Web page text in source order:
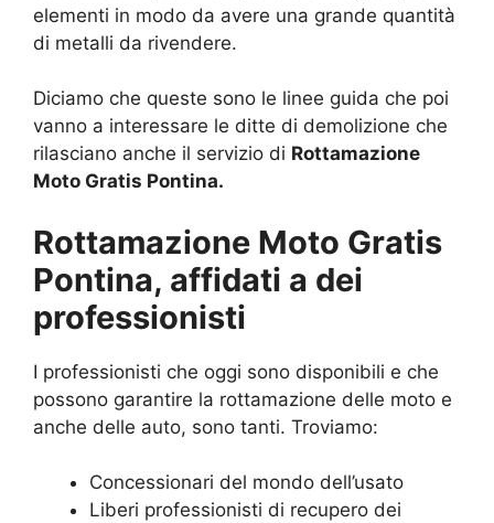
elementi in modo da avere una grande quantità
di metalli da rivendere.
Diciamo che queste sono le linee guida che poi
vanno a interessare le ditte di demolizione che
rilasciano anche il servizio di Rottamazione
Moto Gratis Pontina.
Rottamazione Moto Gratis
Pontina, affidati a dei
professionisti
I professionisti che oggi sono disponibili e che
possono garantire la rottamazione delle moto e
anche delle auto, sono tanti. Troviamo:
Concessionari del mondo dell’usato
Liberi professionisti di recupero dei